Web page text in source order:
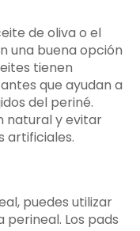
de oliva o el
una buena opción
tienen
que ayudan a
del periné.
natural y evitar
artificiales.
puedes utilizar
Los pads